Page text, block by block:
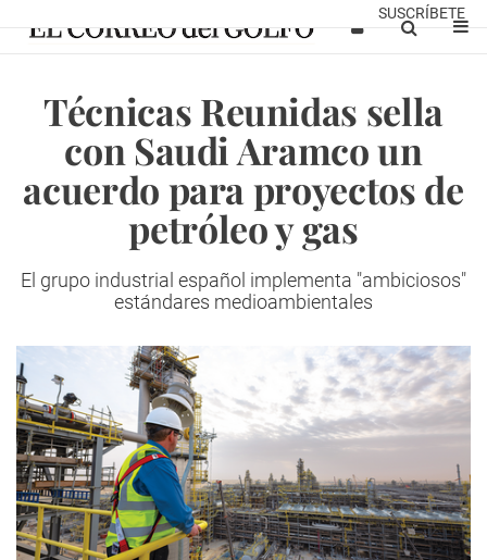
SUSCRÍBETE
Técnicas Reunidas sella
con Saudi Aramco un
acuerdo para proyectos de
petróleo y gas
El grupo industrial español implementa "ambiciosos"
estándares medioambientales